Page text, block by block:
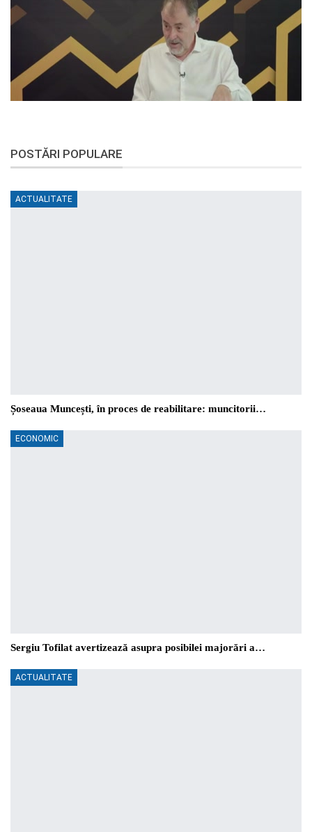
POSTĂRI POPULARE
ACTUALITATE
Șoseaua Muncești, în proces de reabilitare: muncitorii…
ECONOMIC
Sergiu Tofilat avertizează asupra posibilei majorări a…
ACTUALITATE